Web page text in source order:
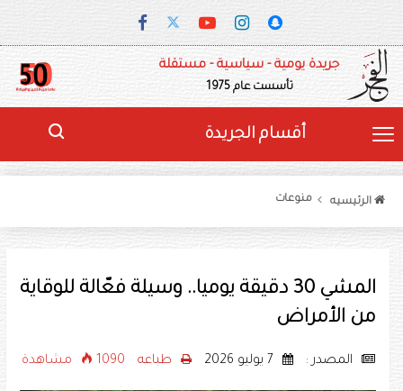
جريدة يومية - سياسية - مستقلة
تأسست عام 1975
أقسام الجريدة
الرئيسيه منوعات
المشي 30 دقيقة يوميا.. وسيلة فعّالة للوقاية
من الأمراض
المصدر : طباعه 1090 مشاهدة